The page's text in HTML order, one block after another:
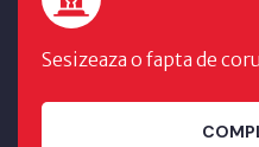
Sesizeaza o fapta de